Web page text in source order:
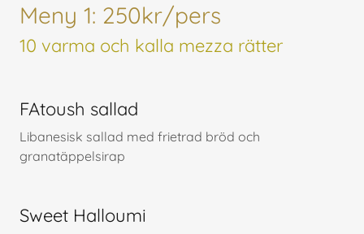
Meny 1: 250kr/pers
10 varma och kalla mezza rätter
FAtoush sallad
Libanesisk sallad med frietrad bröd och
granatäppelsirap
Sweet Halloumi